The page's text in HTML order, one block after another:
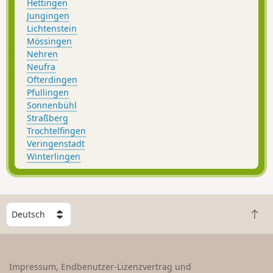
Hettingen
Jungingen
Lichtenstein
Mössingen
Nehren
Neufra
Ofterdingen
Pfullingen
Sonnenbühl
Straßberg
Trochtelfingen
Veringenstadt
Winterlingen
W
h
Z
u
Impressum, Endbenutzer-Lizenzvertrag und